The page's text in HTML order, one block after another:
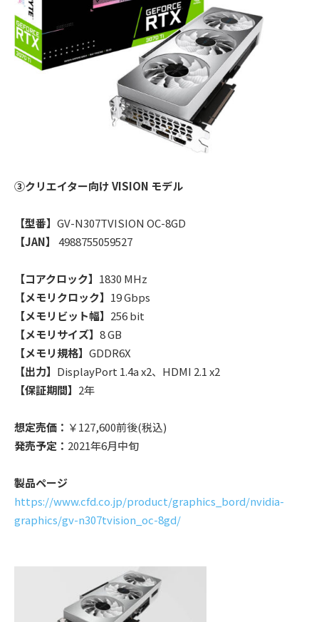
③クリエイター向け VISION モデル
【型番】 GV-N307TVISION OC-8GD
【JAN】
4988755059527
【コアクロック】 1830 MHz
【メモリクロック】 19 Gbps
【メモリビット幅】 256 bit
【メモリサイズ】 8 GB
【メモリ規格】 GDDR6X
【出力】 DisplayPort 1.4a x2、HDMI 2.1 x2
【保証期間】 2年
想定売価： ￥127,600前後(税込)
発売予定： 2021年6月中旬
製品ページ
https://www.cfd.co.jp/product/graphics_bord/nvidia-
graphics/gv-n307tvision_oc-8gd/